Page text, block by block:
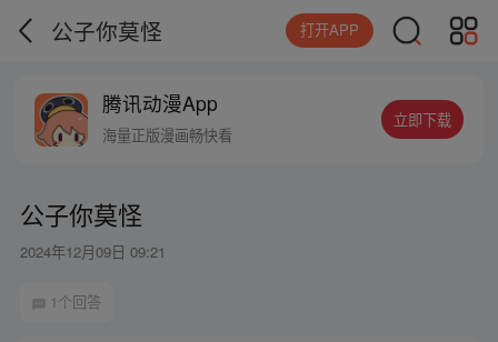
公子你莫怪 打开APP
腾讯动漫App
海量正版漫画畅快看
立即下载
公子你莫怪
2024年12月09日 09:21
1个回答